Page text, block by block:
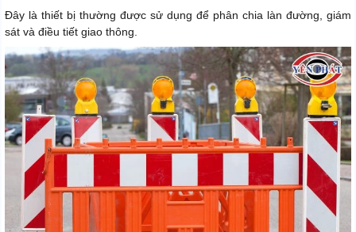
Đây là thiết bị thường được sử dụng để phân chia làn đường, giám
sát và điều tiết giao thông.